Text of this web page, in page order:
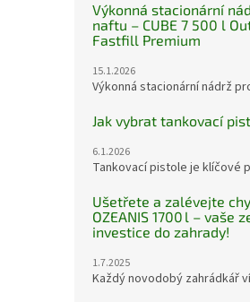
Výkonná stacionární
naftu – CUBE 7 500 l
Fastfill Premium
15.1.2026
Výkonná stacionární nádrž
Jak vybrat tankovací
6.1.2026
Tankovací pistole je klíčové
Ušetřete a zalévejte
OZEANIS 1700 l – vaše
investice do zahrady!
1.7.2025
Každý novodobý zahrádkář